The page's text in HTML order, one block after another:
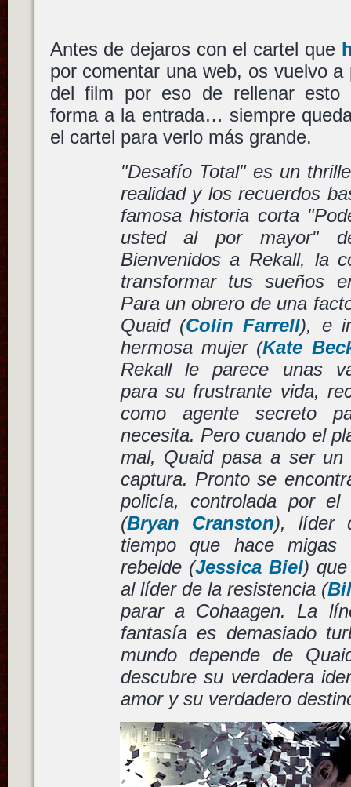
Antes de dejaros con el cartel que
por comentar una web, os vuelvo
del film por eso de rellenar esto
forma a la entrada… siempre
el cartel para verlo más grande.
"Desafío Total" es un
realidad y los recuerdos
famosa historia corta
usted al por mayor"
Bienvenidos a Rekall, la
transformar tus sueños
Para un obrero de una
Quaid (Colin Farrell), e
hermosa mujer (Kate
Rekall le parece unas
para su frustrante vida,
como agente secreto
necesita. Pero cuando el
mal, Quaid pasa a ser
captura. Pronto se
policía, controlada por el
(Bryan Cranston), líder
tiempo que hace migas
rebelde (Jessica Biel)
al líder de la resistencia (
parar a Cohaagen. La
fantasía es demasiado
mundo depende de
descubre su verdadera
amor y su verdadero